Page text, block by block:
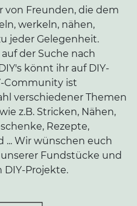
von Freunden, die dem
werkeln, nähen,
jeder Gelegenheit.
der Suche nach
könnt ihr auf DIY-
Community ist
verschiedener Themen
z.B. Stricken, Nähen,
Rezepte,
... Wir wünschen euch
Fundstücke und
Projekte.